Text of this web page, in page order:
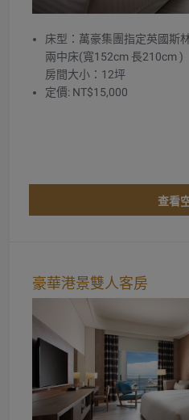
床型：萬豪集團指定英國斯
兩中床(寬152cm 長210cm )
房間大小：12坪
定價: NT$15,000
查看
豪華港景雙人客房